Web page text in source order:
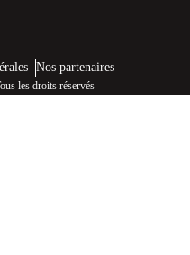
Nos partenaires
les droits réservés